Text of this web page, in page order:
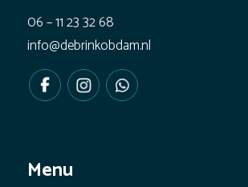
06 – 11 23 32 68
info@debrinkobdam.nl
Menu